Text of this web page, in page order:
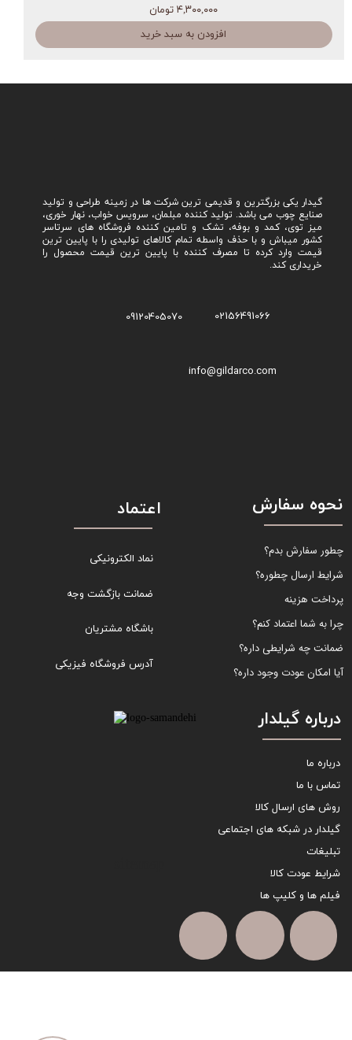
۴,۳۰۰,۰۰۰ تومان
افزودن به سبد خرید
گیدار یکی بزرگترین و قدیمی ترین شرکت ها در زمینه طراحی و تولید
صنایع چوب می باشد. تولید کننده مبلمان، سرویس خواب، نهار خوری،
میز توی، کمد و بوفه، تشک و تامین کننده فروشگاه های سرتاسر
کشور میباش و با حذف واسطه تمام کالاهای تولیدی را با پایین ترین
قیمت وارد کرده تا مصرف کننده با پایین ترین قیمت محصول را
خریداری کند.
02156491066
09120405070
info@gildarco.com
نحوه سفارش
چطور سفارش بدم؟
شرایط ارسال چطوره؟
پرداخت هزینه
چرا به شما اعتماد کنم؟
ضمانت چه شرایطی داره؟
آیا امکان عودت وجود داره؟
اعتماد
نماد الکترونیکی
ضمانت بازگشت وجه
باشگاه مشتریان
آدرس فروشگاه فیزیکی
درباره گیلدار
درباره ما
تماس با ما
روش های ارسال کالا
گیلدار در شبکه های اجتماعی
تبلیغات
شرایط عودت کالا
فیلم ها و کلیپ ها